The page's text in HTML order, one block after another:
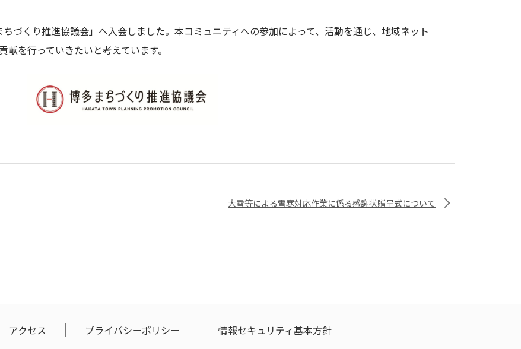
づくり推進協議会」へ入会しました。本コミュニティへの参加によって、活動を通じ、地域ネット
を行っていきたいと考えています。
大雪等による雪寒対応作業に係る感謝状贈呈式について
アクセス プライバシーポリシー 情報セキュリティ基本方針